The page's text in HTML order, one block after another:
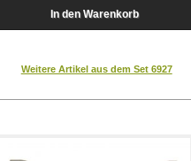
Weitere Artikel aus dem Set 6927